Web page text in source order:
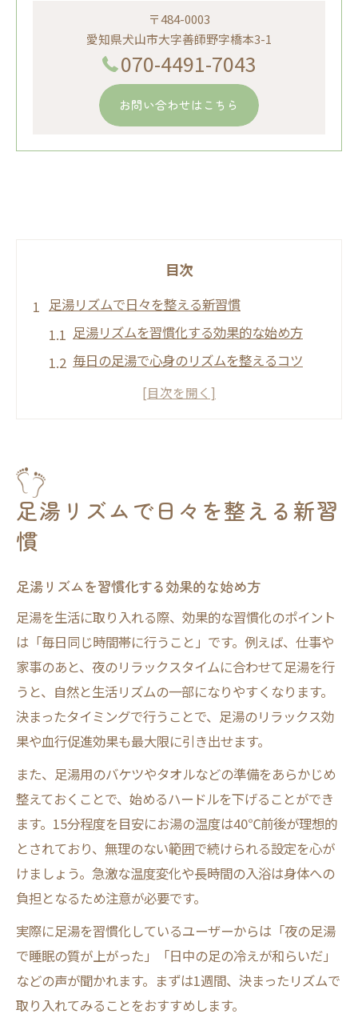
〒484-0003
愛知県犬山市大字善師野字橋本3-1
070-4491-7043
お問い合わせはこちら
目次
足湯リズムで日々を整える新習慣
足湯リズムを習慣化する効果的な始め方
毎日の足湯で心身のリズムを整えるコツ
足湯リズムは自律神経にも好影響
リズムを意識した足湯の効果とは
足湯リズムがもたらす自律神経の安定効果
できる
足湯のメリットとリズム管理の大切さ
足湯リズムと毎日のストレス軽減効果
睡眠前の足湯で自律神経をサポート
足湯で睡眠前のリズムを整える実践方法
足湯リズムがもたらす深い睡眠への効果
自律神経を整える足湯リズムの活用ポイン
ト
睡眠の質向上に役立つ足湯リズムの時間帯
毎晩の足湯で安眠を促すリズムの工夫
冷え性対策なら足湯を生活に取り入れて
足湯リズムで冷え性を根本からケアする方
法
足湯習慣が女性の冷え性対策に効果的な理
由
冷え性改善は足湯リズムの継続がカギ
足湯リズムで日々を整える新習
慣
足湯リズムを習慣化する効果的な始め方
足湯を生活に取り入れる際、効果的な習慣化のポイント
は「毎日同じ時間帯に行うこと」です。例えば、仕事や
家事のあと、夜のリラックスタイムに合わせて足湯を行
うと、自然と生活リズムの一部になりやすくなります。
決まったタイミングで行うことで、足湯のリラックス効
果や血行促進効果も最大限に引き出せます。
また、足湯用のバケツやタオルなどの準備をあらかじめ
整えておくことで、始めるハードルを下げることができ
ます。15分程度を目安にお湯の温度は40℃前後が理想的
とされており、無理のない範囲で続けられる設定を心が
けましょう。急激な温度変化や長時間の入浴は身体への
負担となるため注意が必要です。
実際に足湯を習慣化しているユーザーからは「夜の足湯
で睡眠の質が上がった」「日中の足の冷えが和らいだ」
などの声が聞かれます。まずは1週間、決まったリズムで
取り入れてみることをおすすめします。